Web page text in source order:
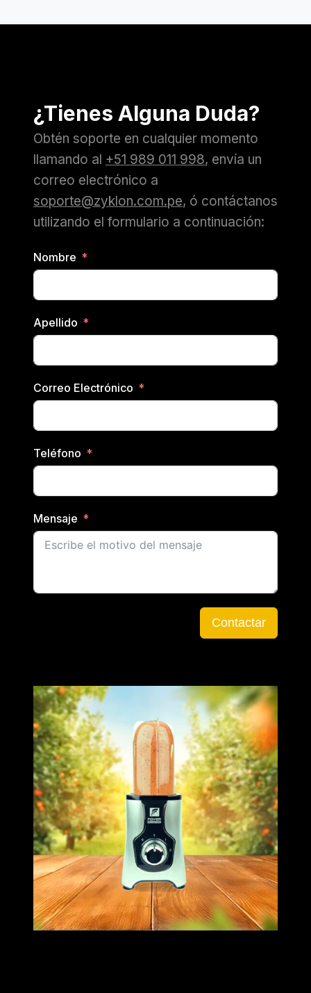
¿Tienes Alguna Duda?
Obtén soporte en cualquier momento
llamando al +51 989 011 998, envía un
correo electrónico a
soporte@zyklon.com.pe, ó contáctanos
utilizando el formulario a continuación:
Nombre
Apellido
Correo Electrónico
Teléfono
Mensaje
Contactar